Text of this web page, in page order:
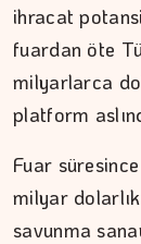
ihracat
fuardan öte
milyarlarca
platform
Fuar
milyar
savunma
ÇİĞDEM MEN
Yoğunluktan